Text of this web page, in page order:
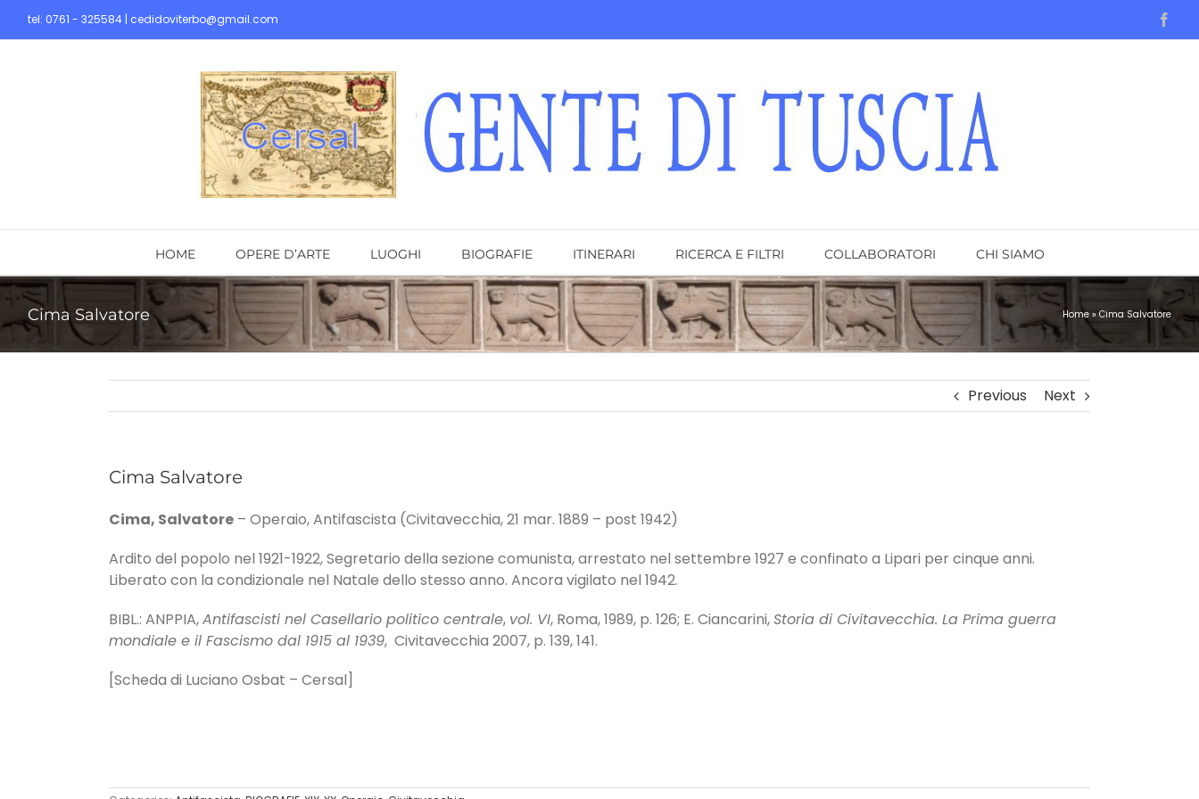
tel: 0761 - 325584 | cedidoviterbo@gmail.com
HOME OPERE D’ARTE LUOGHI BIOGRAFIE ITINERARI RICERCA E FILTRI COLLABORATORI CHI SIAMO
Cima Salvatore Home » Cima Salvatore
Previous Next
Cima Salvatore
Cima, Salvatore – Operaio, Antifascista (Civitavecchia, 21 mar. 1889 – post 1942)
Ardito del popolo nel 1921-1922, Segretario della sezione comunista, arrestato nel settembre 1927 e confinato a Lipari per cinque anni.
Liberato con la condizionale nel Natale dello stesso anno. Ancora vigilato nel 1942.
BIBL.: ANPPIA,Antifascisti nel Casellario politico centrale, vol. VI, Roma, 1989, p. 126; E. Ciancarini,Storia di Civitavecchia. La Prima guerra
mondiale e il Fascismo dal 1915 al 1939, Civitavecchia 2007, p. 139, 141.
[Scheda di Luciano Osbat – Cersal]